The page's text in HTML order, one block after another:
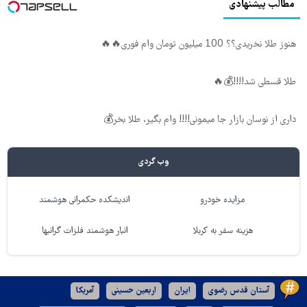
مطالب پیشنهادی
هنوز طلا نخریدی؟؟ 100 میلیون تومان وام فوری🔥🔥
طلا قسطی شد!!!!💰🔥
داری از نوسان بازار جا میمونی!!!! وام بگیر، طلا بخر💰
وب گردی
مزایده خودرو اندیشکده حکمرانی هوشمند
هزینه سفر به کربلا انبار هوشمند فلزات گرانبها
آستان قدس رضوی ایران اربعین حسینی آمریکا